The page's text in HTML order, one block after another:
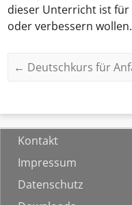
dieser Unterricht ist für
oder verbessern wollen.
← Deutschkurs für
Kontakt
Impressum
Datenschutz